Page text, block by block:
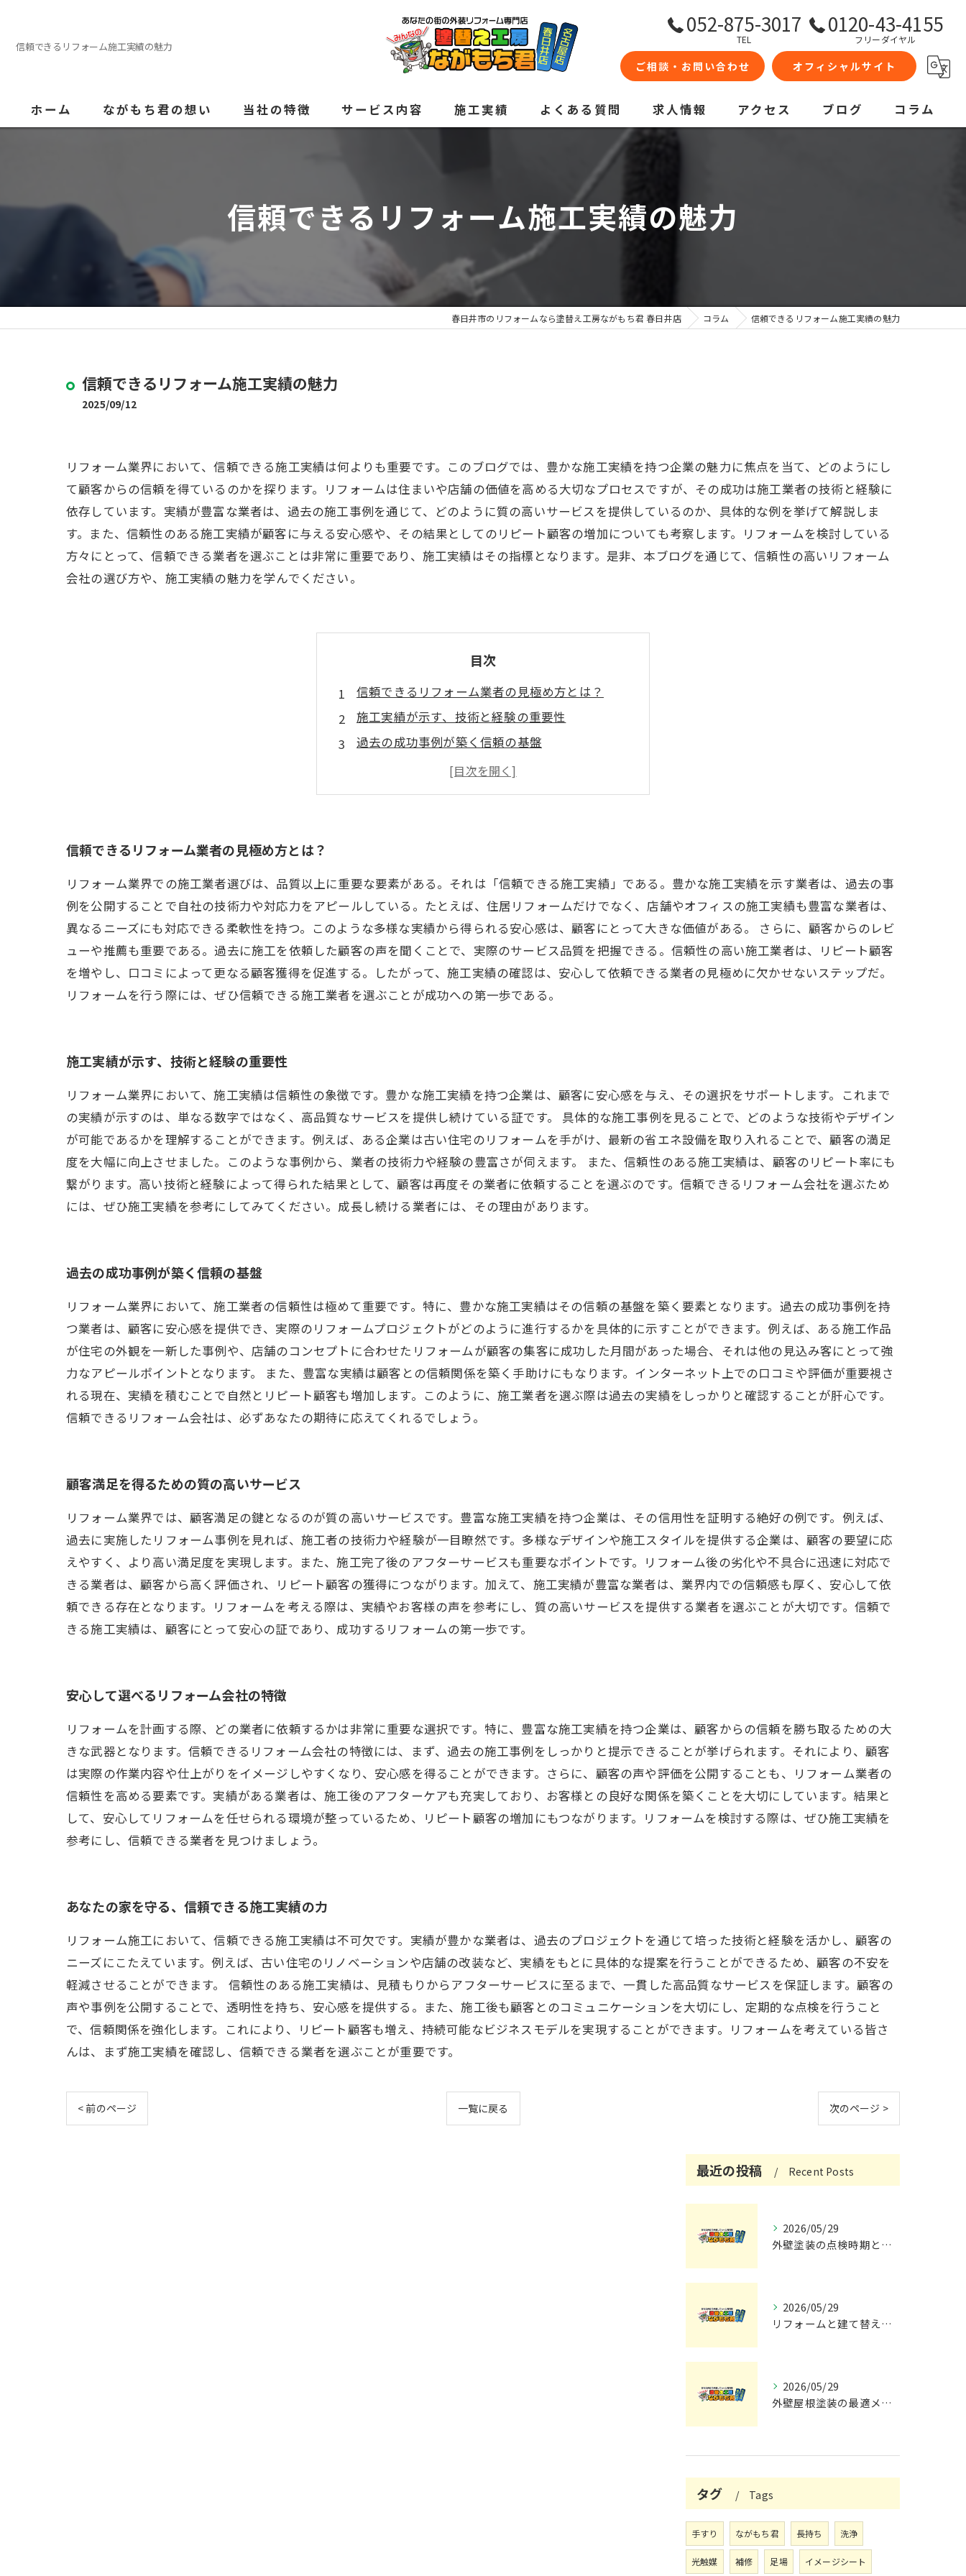
信頼できるリフォーム施工実績の魅力
052-875-3017
TEL
0120-43-4155
フリーダイヤル
ご相談・お問い合わせ オフィシャルサイト
ホーム ながもち君の想い 当社の特徴
内装
サービス内容 施工実績 よくある質問 求人情報 アクセス ブログ コラム
信頼できるリフォーム施工実績の魅力
春日井市のリフォームなら塗替え工房ながもち君 春日井店 コラム 信頼できるリフォーム施工実績の魅力
信頼できるリフォーム施工実績の魅力
2025/09/12
リフォーム業界において、信頼できる施工実績は何よりも重要です。このブログでは、豊かな施工実績を持つ企業の魅力に焦点を当て、どのようにし
て顧客からの信頼を得ているのかを探ります。リフォームは住まいや店舗の価値を高める大切なプロセスですが、その成功は施工業者の技術と経験に
依存しています。実績が豊富な業者は、過去の施工事例を通じて、どのように質の高いサービスを提供しているのか、具体的な例を挙げて解説しま
す。また、信頼性のある施工実績が顧客に与える安心感や、その結果としてのリピート顧客の増加についても考察します。リフォームを検討している
方々にとって、信頼できる業者を選ぶことは非常に重要であり、施工実績はその指標となります。是非、本ブログを通じて、信頼性の高いリフォーム
会社の選び方や、施工実績の魅力を学んでください。
目次
信頼できるリフォーム業者の見極め方とは？
施工実績が示す、技術と経験の重要性
過去の成功事例が築く信頼の基盤
顧客満足を得るための質の高いサービス
安心して選べるリフォーム会社の特徴
信頼できるリフォーム業者の見極め方とは？
リフォーム業界での施工業者選びは、品質以上に重要な要素がある。それは「信頼できる施工実績」である。豊かな施工実績を示す業者は、過去の事
例を公開することで自社の技術力や対応力をアピールしている。たとえば、住居リフォームだけでなく、店舗やオフィスの施工実績も豊富な業者は、
異なるニーズにも対応できる柔軟性を持つ。このような多様な実績から得られる安心感は、顧客にとって大きな価値がある。 さらに、顧客からのレビ
ューや推薦も重要である。過去に施工を依頼した顧客の声を聞くことで、実際のサービス品質を把握できる。信頼性の高い施工業者は、リピート顧客
を増やし、口コミによって更なる顧客獲得を促進する。したがって、施工実績の確認は、安心して依頼できる業者の見極めに欠かせないステップだ。
リフォームを行う際には、ぜひ信頼できる施工業者を選ぶことが成功への第一歩である。
施工実績が示す、技術と経験の重要性
リフォーム業界において、施工実績は信頼性の象徴です。豊かな施工実績を持つ企業は、顧客に安心感を与え、その選択をサポートします。これまで
の実績が示すのは、単なる数字ではなく、高品質なサービスを提供し続けている証です。 具体的な施工事例を見ることで、どのような技術やデザイン
が可能であるかを理解することができます。例えば、ある企業は古い住宅のリフォームを手がけ、最新の省エネ設備を取り入れることで、顧客の満足
度を大幅に向上させました。このような事例から、業者の技術力や経験の豊富さが伺えます。 また、信頼性のある施工実績は、顧客のリピート率にも
繋がります。高い技術と経験によって得られた結果として、顧客は再度その業者に依頼することを選ぶのです。信頼できるリフォーム会社を選ぶため
には、ぜひ施工実績を参考にしてみてください。成長し続ける業者には、その理由があります。
過去の成功事例が築く信頼の基盤
リフォーム業界において、施工業者の信頼性は極めて重要です。特に、豊かな施工実績はその信頼の基盤を築く要素となります。過去の成功事例を持
つ業者は、顧客に安心感を提供でき、実際のリフォームプロジェクトがどのように進行するかを具体的に示すことができます。例えば、ある施工作品
が住宅の外観を一新した事例や、店舗のコンセプトに合わせたリフォームが顧客の集客に成功した月間があった場合、それは他の見込み客にとって強
力なアピールポイントとなります。 また、豊富な実績は顧客との信頼関係を築く手助けにもなります。インターネット上での口コミや評価が重要視さ
れる現在、実績を積むことで自然とリピート顧客も増加します。このように、施工業者を選ぶ際は過去の実績をしっかりと確認することが肝心です。
信頼できるリフォーム会社は、必ずあなたの期待に応えてくれるでしょう。
顧客満足を得るための質の高いサービス
リフォーム業界では、顧客満足の鍵となるのが質の高いサービスです。豊富な施工実績を持つ企業は、その信用性を証明する絶好の例です。例えば、
過去に実施したリフォーム事例を見れば、施工者の技術力や経験が一目瞭然です。多様なデザインや施工スタイルを提供する企業は、顧客の要望に応
えやすく、より高い満足度を実現します。また、施工完了後のアフターサービスも重要なポイントです。リフォーム後の劣化や不具合に迅速に対応で
きる業者は、顧客から高く評価され、リピート顧客の獲得につながります。加えて、施工実績が豊富な業者は、業界内での信頼感も厚く、安心して依
頼できる存在となります。リフォームを考える際は、実績やお客様の声を参考にし、質の高いサービスを提供する業者を選ぶことが大切です。信頼で
きる施工実績は、顧客にとって安心の証であり、成功するリフォームの第一歩です。
安心して選べるリフォーム会社の特徴
リフォームを計画する際、どの業者に依頼するかは非常に重要な選択です。特に、豊富な施工実績を持つ企業は、顧客からの信頼を勝ち取るための大
きな武器となります。信頼できるリフォーム会社の特徴には、まず、過去の施工事例をしっかりと提示できることが挙げられます。それにより、顧客
は実際の作業内容や仕上がりをイメージしやすくなり、安心感を得ることができます。さらに、顧客の声や評価を公開することも、リフォーム業者の
信頼性を高める要素です。実績がある業者は、施工後のアフターケアも充実しており、お客様との良好な関係を築くことを大切にしています。結果と
して、安心してリフォームを任せられる環境が整っているため、リピート顧客の増加にもつながります。リフォームを検討する際は、ぜひ施工実績を
参考にし、信頼できる業者を見つけましょう。
あなたの家を守る、信頼できる施工実績の力
リフォーム施工において、信頼できる施工実績は不可欠です。実績が豊かな業者は、過去のプロジェクトを通じて培った技術と経験を活かし、顧客の
ニーズにこたえています。例えば、古い住宅のリノベーションや店舗の改装など、実績をもとに具体的な提案を行うことができるため、顧客の不安を
軽減させることができます。 信頼性のある施工実績は、見積もりからアフターサービスに至るまで、一貫した高品質なサービスを保証します。顧客の
声や事例を公開することで、透明性を持ち、安心感を提供する。また、施工後も顧客とのコミュニケーションを大切にし、定期的な点検を行うこと
で、信頼関係を強化します。これにより、リピート顧客も増え、持続可能なビジネスモデルを実現することができます。リフォームを考えている皆さ
んは、まず施工実績を確認し、信頼できる業者を選ぶことが重要です。
< 前のページ 一覧に戻る 次のページ >
最近の投稿 Recent Posts
2026/05/29
外壁塗装の点検時期と施工の最適タイミング
2026/05/29
リフォームと建て替えの費用と注意点完全解説
2026/05/29
外壁屋根塗装の最適メンテナンス時期
タグ Tags
手すり ながもち君 長持ち 洗浄
光触媒 補修 足場 イメージシート